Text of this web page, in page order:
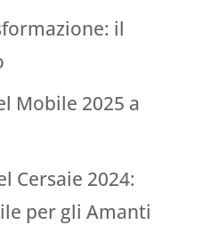
il
Mobile 2025 a
Cersaie 2024:
per gli Amanti